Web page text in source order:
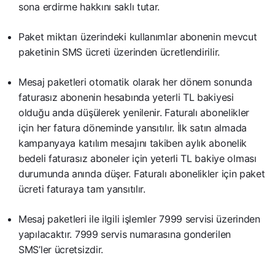
sona erdirme hakkını saklı tutar.
Paket miktarı üzerindeki kullanımlar abonenin mevcut
paketinin SMS ücreti üzerinden ücretlendirilir.
Mesaj paketleri otomatik olarak her dönem sonunda
faturasız abonenin hesabında yeterli TL bakiyesi
olduğu anda düşülerek yenilenir. Faturalı abonelikler
için her fatura döneminde yansıtılır. İlk satın almada
kampanyaya katılım mesajını takiben aylık abonelik
bedeli faturasız aboneler için yeterli TL bakiye olması
durumunda anında düşer. Faturalı abonelikler için paket
ücreti faturaya tam yansıtılır.
Mesaj paketleri ile ilgili işlemler 7999 servisi üzerinden
yapılacaktır. 7999 servis numarasına gonderilen
SMS’ler ücretsizdir.